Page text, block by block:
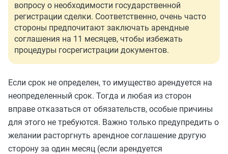
вопросу о необходимости государственной
регистрации сделки. Соответственно, очень часто
стороны предпочитают заключать арендные
соглашения на 11 месяцев, чтобы избежать
процедуры госрегистрации документов.
Если срок не определен, то имущество арендуется на
неопределенный срок. Тогда и любая из сторон
вправе отказаться от обязательств, особые причины
для этого не требуются. Важно только предупредить о
желании расторгнуть арендное соглашение другую
сторону за один месяц (если арендуется